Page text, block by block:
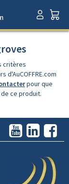
critères
d'AuCOFFRE.com
pour que
ce produit.